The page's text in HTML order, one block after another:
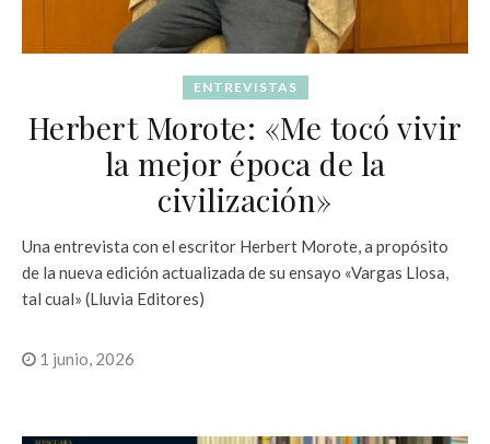
ENTREVISTAS
Herbert Morote: «Me tocó vivir
la mejor época de la
civilización»
Una entrevista con el escritor Herbert Morote, a propósito
de la nueva edición actualizada de su ensayo «Vargas Llosa,
tal cual» (Lluvia Editores)
1 junio, 2026